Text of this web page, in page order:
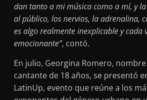
dan tanto a mi música como a mí, y
al público, los nervios, la adrenalina,
es algo realmente inexplicable y cada
emocionante”, contó.
En julio, Georgina Romero,
cantante de 18 años, se presentó
LatinUp, evento que reúne a los